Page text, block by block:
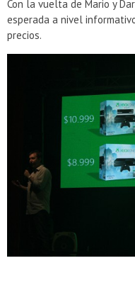
Con la vuelta de Mario y
esperada a nivel
precios.